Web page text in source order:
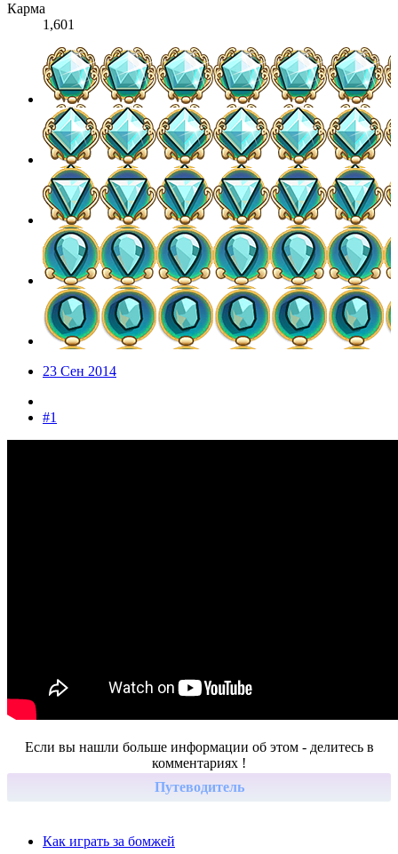
Карма
1,601
23 Сен 2014
#1
Если вы нашли больше информации об этом - делитесь в
комментариях !
Путеводитель
Как играть за бомжей